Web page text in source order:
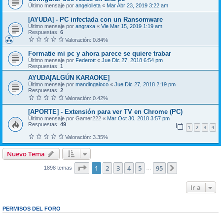
Último mensaje por angelolleta « Mar Abr 23, 2019 3:22 am
[AYUDA] - PC infectada con un Ransomware
Último mensaje por angraxa « Vie Mar 15, 2019 1:19 am
Respuestas: 6
Valoración: 0.84%
Formatie mi pc y ahora parece se quiere trabar
Último mensaje por Federott « Jue Dic 27, 2018 6:54 pm
Respuestas: 1
AYUDA[ALGÚN KARAOKE]
Último mensaje por mandingaloco « Jue Dic 27, 2018 2:19 pm
Respuestas: 2
Valoración: 0.42%
[APORTE] - Extensión para ver TV en Chrome (PC)
Último mensaje por Gamer222 « Mar Oct 30, 2018 3:57 pm
Respuestas: 49 1 2 3 4
Valoración: 3.35%
Nuevo Tema
1898 temas Página de 95
1 2 3 4 5 95
Ir a
PERMISOS DEL FORO